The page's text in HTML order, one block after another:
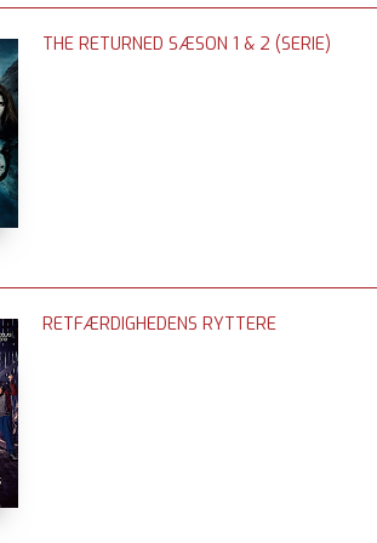
THE RETURNED SÆSON 1 & 2 (SERIE)
RETFÆRDIGHEDENS RYTTERE